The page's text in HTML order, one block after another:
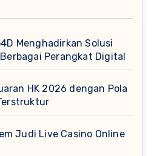
Menghadirkan Solusi
Perangkat Digital
HK 2026 dengan Pola
Judi Live Casino Online